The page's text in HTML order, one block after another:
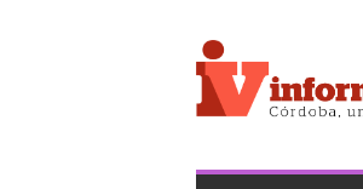
n
f
o
e